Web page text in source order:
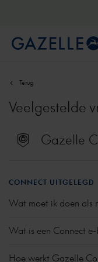
Terug
Veelgestelde
Gazelle
CONNECT UITGELEGD
Wat moet ik doen als
controleren bij je
Wat is een Connect e-
Hoe werkt Gazelle